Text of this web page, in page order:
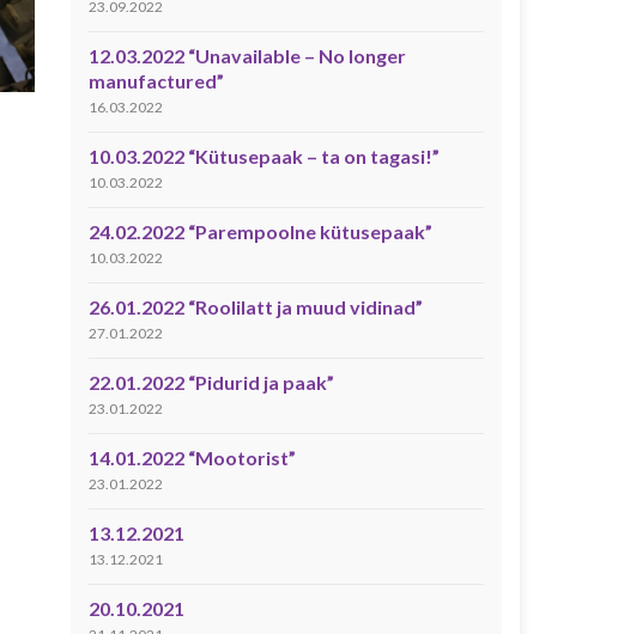
23.09.2022
12.03.2022 “Unavailable – No longer
manufactured”
16.03.2022
10.03.2022 “Kütusepaak – ta on tagasi!”
10.03.2022
24.02.2022 “Parempoolne kütusepaak”
10.03.2022
26.01.2022 “Roolilatt ja muud vidinad”
27.01.2022
22.01.2022 “Pidurid ja paak”
23.01.2022
14.01.2022 “Mootorist”
23.01.2022
13.12.2021
13.12.2021
20.10.2021